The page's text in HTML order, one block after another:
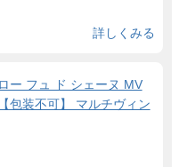
詳しくみる
ー フュ ド シェーヌ MV
包装不可】 マルチヴィン